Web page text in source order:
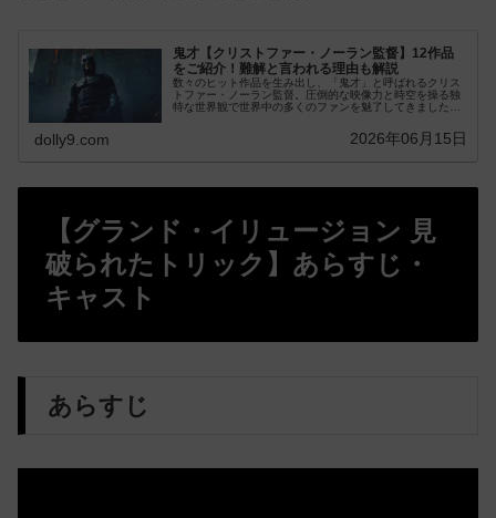
鬼才【クリストファー・ノーラン監督】12作品
をご紹介！難解と言われる理由も解説
数々のヒット作品を生み出し、「鬼才」と呼ばれるクリス
トファー・ノーラン監督。圧倒的な映像力と時空を操る独
特な世界観で世界中の多くのファンを魅了してきました。
dolly9.com 2026年06月15日
【グランド・イリュージョン 見
破られたトリック】あらすじ・
キャスト
あらすじ